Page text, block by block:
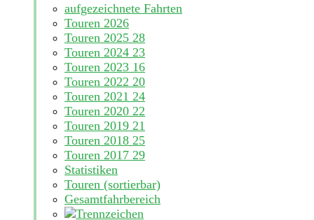
aufgezeichnete Fahrten
Touren 2026
Touren 2025 28
Touren 2024 23
Touren 2023 16
Touren 2022 20
Touren 2021 24
Touren 2020 22
Touren 2019 21
Touren 2018 25
Touren 2017 29
Statistiken
Touren (sortierbar)
Gesamtfahrbereich